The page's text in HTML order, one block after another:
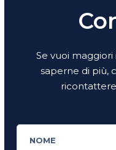
Se vuoi
saperne di più,